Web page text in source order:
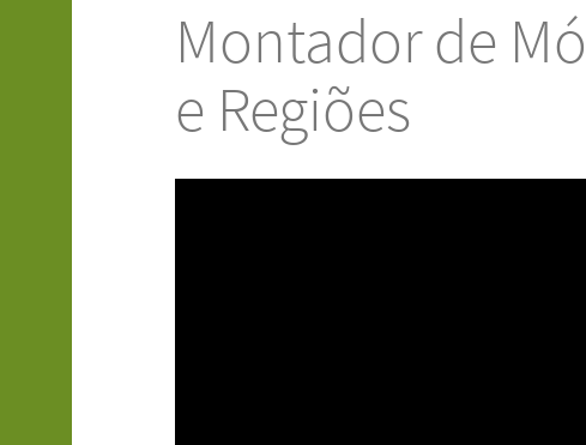
Montador de
e Regiões